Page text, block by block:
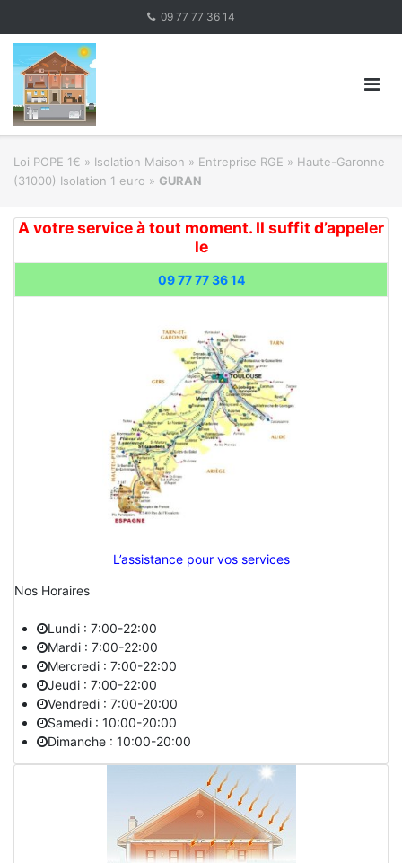
content
09 77 77 36 14
Loi POPE 1€ » Isolation Maison » Entreprise RGE » Haute-Garonne
(31000) Isolation 1 euro » GURAN
A votre service à tout moment. Il suffit d’appeler
le
09 77 77 36 14
L’assistance pour vos services
Nos Horaires
Lundi : 7:00-22:00
Mardi : 7:00-22:00
Mercredi : 7:00-22:00
Jeudi : 7:00-22:00
Vendredi : 7:00-20:00
Samedi : 10:00-20:00
Dimanche : 10:00-20:00